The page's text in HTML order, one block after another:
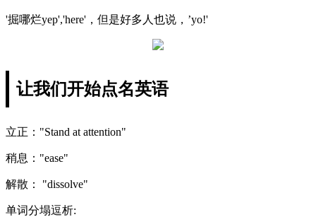
'掘哪烂yep','here'，但是好多人也说，’yo!'
让我们开始点名英语
立正："Stand at attention"
稍息："ease"
解散： "dissolve"
单词分塌逗析: